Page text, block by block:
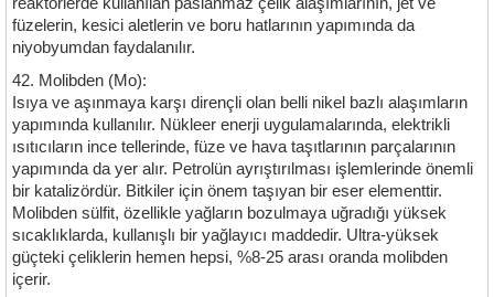
füzelerin, kesici aletlerin ve boru hatlarının yapımında da
niyobyumdan faydalanılır.
42. Molibden (Mo):
Isıya ve aşınmaya karşı dirençli olan belli nikel bazlı alaşımların
yapımında kullanılır. Nükleer enerji uygulamalarında, elektrikli
ısıtıcıların ince tellerinde, füze ve hava taşıtlarının parçalarının
yapımında da yer alır. Petrolün ayrıştırılması işlemlerinde önemli
bir katalizördür. Bitkiler için önem taşıyan bir eser elementtir.
Molibden sülfit, özellikle yağların bozulmaya uğradığı yüksek
sıcaklıklarda, kullanışlı bir yağlayıcı maddedir. Ultra-yüksek
güçteki çeliklerin hemen hepsi, %8-25 arası oranda molibden
içerir.